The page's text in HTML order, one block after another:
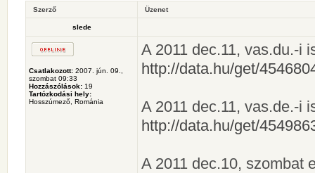
Szerző Üzenet
slede
Csatlakozott: 2007. jún. 09.,
szombat 09:33
Hozzászólások: 19
Tartózkodási hely:
Hosszúmező, Románia
A 2011 dec.11, vas.du.-i
http://data.hu/get/
A 2011 dec.11, vas.de.-i
http://data.hu/get/
A 2011 dec.10, szombat